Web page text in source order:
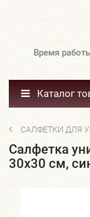
Время
Каталог
САЛФЕТКИ ДЛЯ
Салфетка
30х30 см,